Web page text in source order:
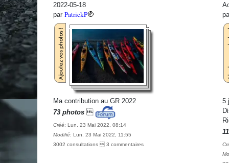
2022-05-18
par PatrickP
Ma contribution au GR 2022
73 photos
Créé: Lun. 23 Mai 2022, 08:14
Modifié: Lun. 23 Mai 2022, 11:55
3002 consultations  3 commentaires
5